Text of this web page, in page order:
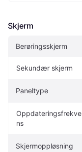
Skjerm
Berøringsskjerm
Sekundær skjerm
Paneltype
Oppdateringsfrekve
ns
Skjermoppløsning